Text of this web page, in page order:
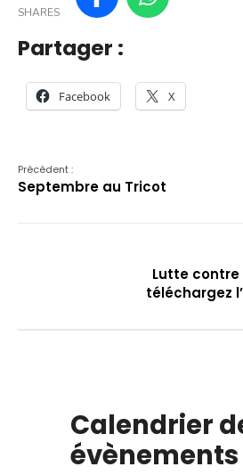
SHARES
Partager :
Facebook X
Précédent :
Septembre au Tricot
Lutte
téléchargez
Calendrier
évènements